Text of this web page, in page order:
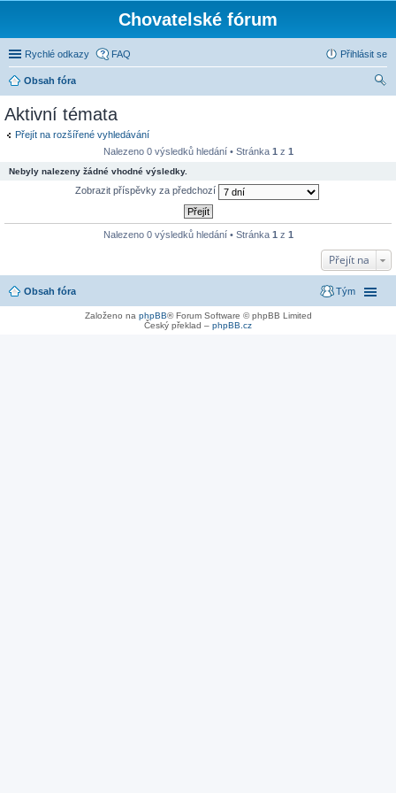
Chovatelské fórum
Rychlé odkazy FAQ Přihlásit se
Obsah fóra
Aktivní témata
Přejít na rozšířené vyhledávání
Nalezeno 0 výsledků hledání • Stránka 1 z 1
Nebyly nalezeny žádné vhodné výsledky.
Zobrazit příspěvky za předchozí
Nalezeno 0 výsledků hledání • Stránka 1 z 1
Přejít na
Obsah fóra Tým
Založeno na phpBB® Forum Software © phpBB Limited
Český překlad – phpBB.cz